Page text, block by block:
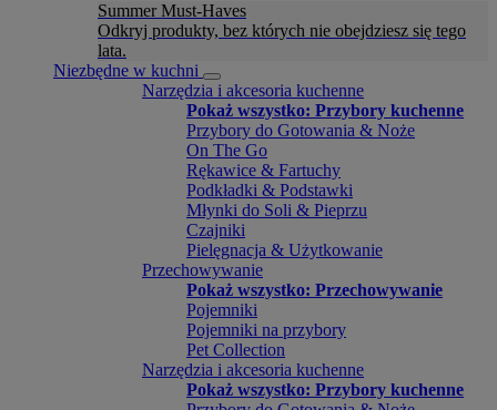
Summer Must-Haves
Odkryj produkty, bez których nie obejdziesz się tego
lata.
Niezbędne w kuchni
Narzędzia i akcesoria kuchenne
Pokaż wszystko: Przybory kuchenne
Przybory do Gotowania & Noże
On The Go
Rękawice & Fartuchy
Podkładki & Podstawki
Młynki do Soli & Pieprzu
Czajniki
Pielęgnacja & Użytkowanie
Przechowywanie
Pokaż wszystko: Przechowywanie
Pojemniki
Pojemniki na przybory
Pet Collection
Narzędzia i akcesoria kuchenne
Pokaż wszystko: Przybory kuchenne